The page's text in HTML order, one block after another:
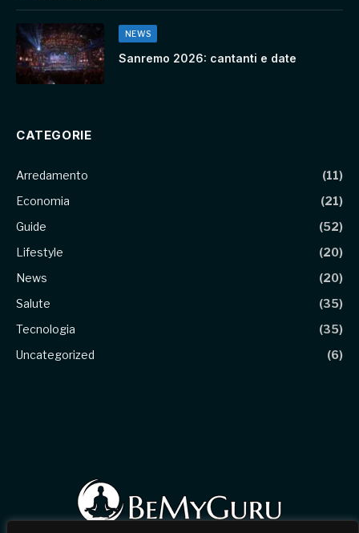
NEWS
Sanremo 2026: cantanti e date
CATEGORIE
Arredamento
(11)
Economia
(21)
Guide
(52)
Lifestyle
(20)
News
(20)
Salute
(35)
Tecnologia
(35)
Uncategorized
(6)